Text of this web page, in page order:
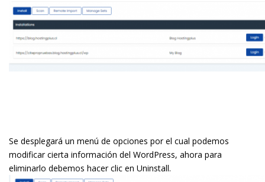
Se desplegará un menú de opciones por el cual podemos
modificar cierta información del WordPress, ahora para
eliminarlo debemos hacer clic en Uninstall.